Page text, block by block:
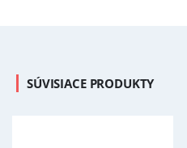
SÚVISIACE PRODUKTY